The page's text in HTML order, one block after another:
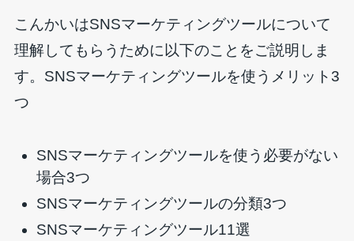
こんかいはSNSマーケティングツールについて
理解してもらうために以下のことをご説明しま
す。SNSマーケティングツールを使うメリット3
つ
SNSマーケティングツールを使う必要がない
場合3つ
SNSマーケティングツールの分類3つ
SNSマーケティングツール11選